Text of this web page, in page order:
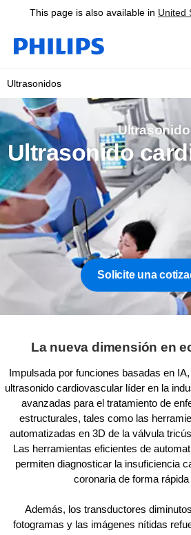
This page is also available in United
Ultrasonidos
Ultrasonido
Ultrasonido
Solicite una
La nueva dimensión en
Impulsada por funciones basadas en
ultrasonido cardiovascular líder en la
avanzadas para el tratamiento de
estructurales, tales como las
automatizadas en 3D de la válvula
Las herramientas eficientes de
permiten diagnosticar la insuficiencia
coronaria de forma
Además, los transductores
fotogramas y las imágenes nítidas